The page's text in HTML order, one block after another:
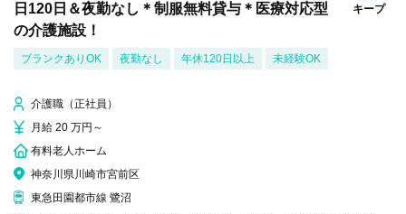
日120日＆夜勤なし＊制服無料貸与＊医療対応型
の介護施設！
キープ
ブランクありOK 夜勤なし 年休120日以上 未経験OK
介護職（正社員）
月給 20 万円～
有料老人ホーム
神奈川県川崎市宮前区
東急田園都市線 鷺沼